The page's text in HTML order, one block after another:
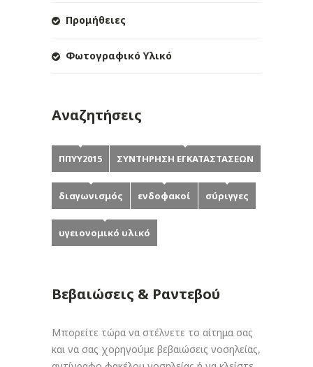
Προμήθειες
Φωτογραφικό Υλικό
Αναζητήσεις
ΠΠΥΥ2015 ΣΥΝΤΗΡΗΣΗ ΕΓΚΑΤΑΣΤΑΣΕΩΝ
διαγωνισμός ενδοφακοί σύριγγες
υγειονομικό υλικό
Βεβαιώσεις & Ραντεβού
Μπορείτε τώρα να στέλνετε το αίτημα σας
και να σας χορηγούμε βεβαιώσεις νοσηλείας,